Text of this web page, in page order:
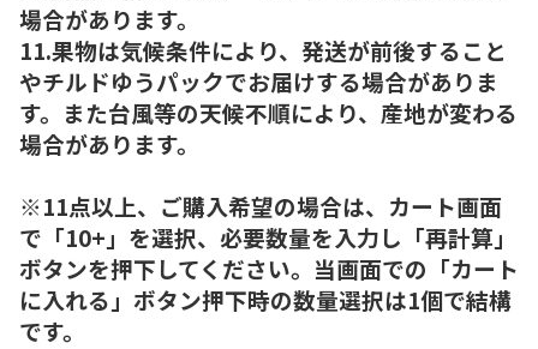
場合があります。
11.果物は気候条件により、発送が前後すること
やチルドゆうパックでお届けする場合がありま
す。また台風等の天候不順により、産地が変わる
場合があります。
※11点以上、ご購入希望の場合は、カート画面
で「10+」を選択、必要数量を入力し「再計算」
ボタンを押下してください。当画面での「カート
に入れる」ボタン押下時の数量選択は1個で結構
です。